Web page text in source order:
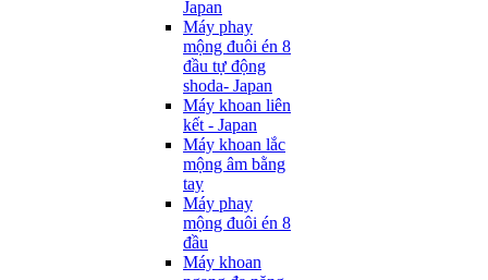
Japan
Máy phay
mộng đuôi én 8
đầu tự động
shoda- Japan
Máy khoan liên
kết - Japan
Máy khoan lắc
mộng âm bằng
tay
Máy phay
mộng đuôi én 8
đầu
Máy khoan